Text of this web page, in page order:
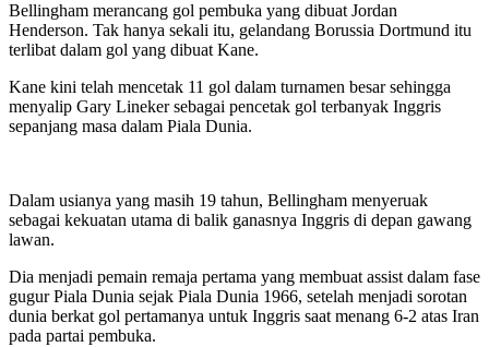
Bellingham merancang gol pembuka yang dibuat Jordan
Henderson. Tak hanya sekali itu, gelandang Borussia Dortmund itu
terlibat dalam gol yang dibuat Kane.
Kane kini telah mencetak 11 gol dalam turnamen besar sehingga
menyalip Gary Lineker sebagai pencetak gol terbanyak Inggris
sepanjang masa dalam Piala Dunia.
Dalam usianya yang masih 19 tahun, Bellingham menyeruak
sebagai kekuatan utama di balik ganasnya Inggris di depan gawang
lawan.
Dia menjadi pemain remaja pertama yang membuat assist dalam fase
gugur Piala Dunia sejak Piala Dunia 1966, setelah menjadi sorotan
dunia berkat gol pertamanya untuk Inggris saat menang 6-2 atas Iran
pada partai pembuka.